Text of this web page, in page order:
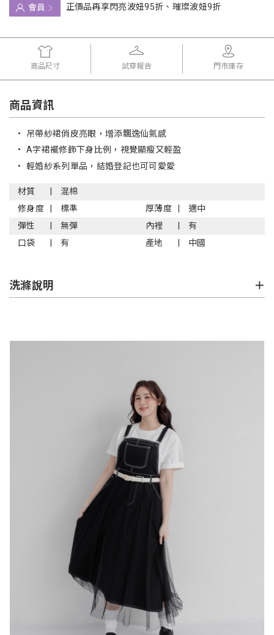
會員
正價品再享閃亮波妞95折、璀璨波妞9折
商品尺寸 試穿報告 門市庫存
商品資訊
• 吊帶紗裙俏皮亮眼，增添飄逸仙氣感
• A字裙襬修飾下身比例，視覺顯瘦又輕盈
• 輕婚紗系列單品，結婚登記也可可愛愛
材質
混棉
修身度
標準 厚薄度
適中
彈性
無彈 內裡
有
口袋
有 產地 中國
洗滌說明